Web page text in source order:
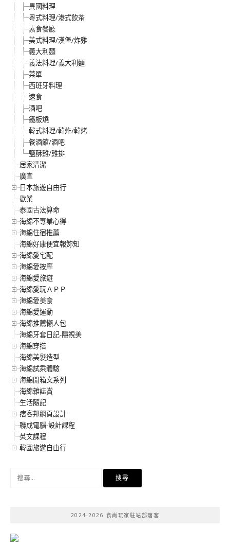
異國料理
粵式料理/港式飲茶
素食餐廳
美式料理/漢堡/炸雞
義大利麵
義法料理/義大利麵
菜單
西班牙料理
速食
酒吧
鐵板燒
韓式料理/韓炸/韓烤
餐酒館/酒吧
鹽酥雞/雞排
居家清潔
廣宣
日本旅遊自由行
歇業
泰國古法算命
海綿不專業心得
海綿住宿推薦
海綿好康便宜報妳知
海綿愛宅配
海綿愛按摩
海綿愛旅遊
海綿愛玩ＡＰＰ
海綿愛美食
海綿愛運動
海綿推薦懶人包
海綿牙套日記-隱視美
海綿穿搭
海綿美髮造型
海綿試乘體驗
海綿開箱文系列
海綿雜誌賞
生活隨記
痞客邦網頁設計
聯成電腦-設計課程
英文課程
韓國旅遊自由行
2024-2026 食尚玩家駐站部落客